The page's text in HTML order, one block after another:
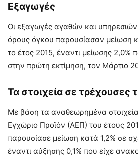
Εξαγωγές
Οι εξαγωγές αγαθών και
όρους όγκου παρουσίασαν μείωση
το έτος 2015, έναντι μείωσης 2,0%
στην πρώτη εκτίμηση, τον Μάρτιο
Τα στοιχεία σε τρέχουσες
Με βάση τα αναθεωρημένα
Εγχώριο Προϊόν (ΑΕΠ) του έτους
παρουσίασε μείωση κατά 1,2% σε
έναντι αύξησης 0,1% που είχε